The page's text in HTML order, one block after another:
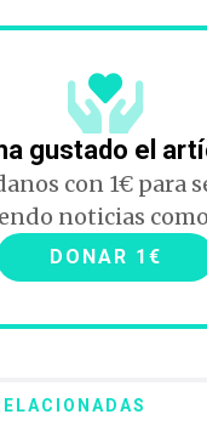
gustado el
con 1€ para
noticias
DONAR 1€